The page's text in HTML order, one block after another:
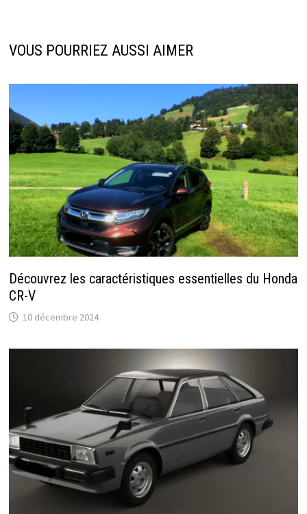
VOUS POURRIEZ AUSSI AIMER
Découvrez les caractéristiques essentielles du Honda
CR-V
10 décembre 2024